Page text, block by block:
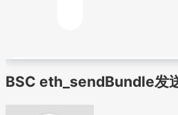
BSC eth_sendBundle发